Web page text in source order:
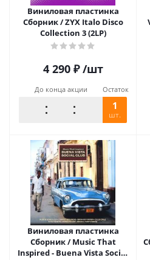
Виниловая пластинка
Сборник / ZYX Italo Disco
Collection 3 (2LP)
4 290₽ /шт
До конца акции Остаток
1
шт.
Виниловая пластинка
Сборник / Music That
Inspired - Buena Vista Social